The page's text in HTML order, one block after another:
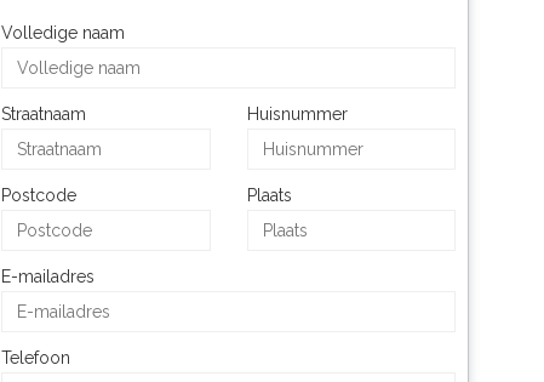
Volledige naam
Straatnaam Huisnummer
Postcode Plaats
E-mailadres
Telefoon